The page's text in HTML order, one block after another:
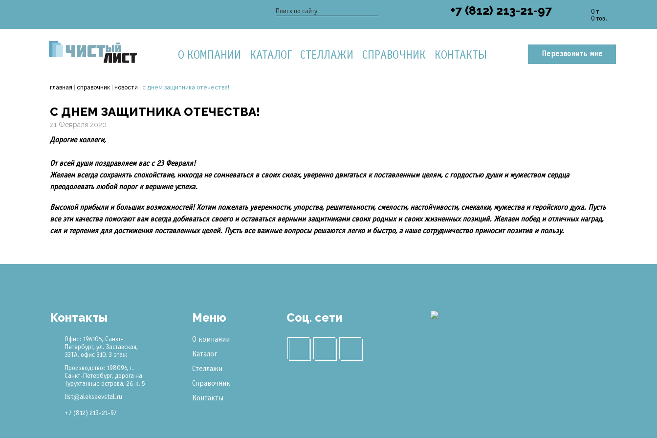
+7 (812) 213-21-97
0 т
0 тов.
О КОМПАНИИ КАТАЛОГ СТЕЛЛАЖИ СПРАВОЧНИК КОНТАКТЫ Перезвонить мне
главная справочник новости с днем защитника отечества!
С ДНЕМ ЗАЩИТНИКА ОТЕЧЕСТВА!
21 Февраля 2020
Дорогие коллеги,
От всей души поздравляем вас с 23 Февраля!
Желаем всегда сохранять спокойствие, никогда не сомневаться в своих силах, уверенно двигаться к поставленным целям, с гордостью души и мужеством сердца
преодолевать любой порог к вершине успеха.
Высокой прибыли и больших возможностей! Хотим пожелать уверенности, упорства, решительности, смелости, настойчивости, смекалки, мужества и геройского духа. Пусть
все эти качества помогают вам всегда добиваться своего и оставаться верными защитниками своих родных и своих жизненных позиций. Желаем побед и отличных наград,
сил и терпения для достижения поставленных целей. Пусть все важные вопросы решаются легко и быстро, а наше сотрудничество приносит позитив и пользу.
Контакты
Офис: 196105, Санкт-
Петербург, ул. Заставская,
33ТА, офис 310, 3 этаж
Производство: 198096, г.
Санкт-Петербург, дорога на
Турухтанные острова, 26, к. 5
list@alekseevstal.ru
+7 (812) 213-21-97
Меню
О компании
Каталог
Стеллажи
Справочник
Контакты
Соц. сети